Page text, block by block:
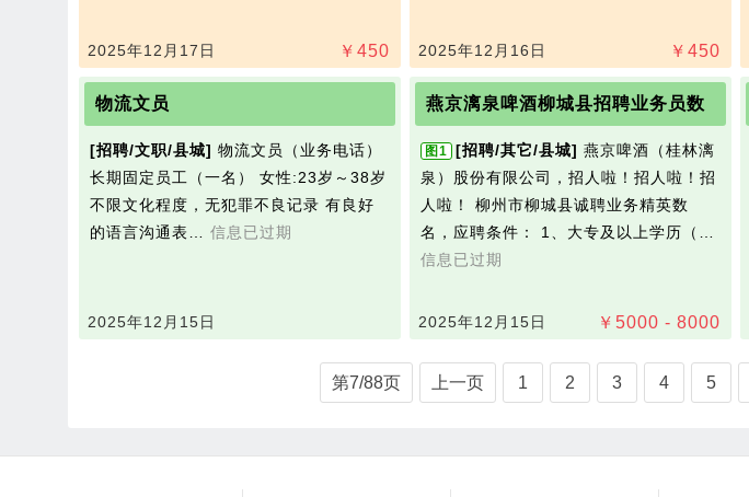
￥ 450
2025年12月17日 ￥ 450
2025年12月16日
物流文员
[招聘/文职/县城] 物‮文流‬员（业务电话）
长期固定员工（一名） 女性:23岁～38岁
不限文化程度，无‮罪犯‬不良记录 有良好
的‮言语‬沟通表… 信息已过期
2025年12月15日
燕京漓泉啤酒柳城县招聘业务员数
图1 [招聘/其它/县城] 燕京啤酒（桂林漓
泉）股份有限公司，招人啦！招人啦！招
人啦！ 柳州市柳城县诚聘业务精英数
名，应聘条件： 1、大专及以上学历（…
信息已过期
￥ 5000 - 8000
2025年12月15日
第7/88页 上一页 1 2 3 4 5